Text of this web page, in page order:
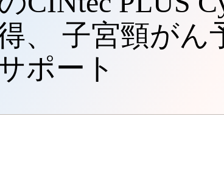
、 子宮頸がん
ポート